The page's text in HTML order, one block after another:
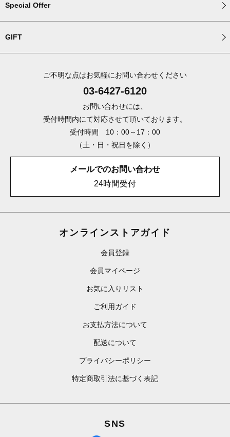
Special Offer
GIFT
ご不明な点はお気軽にお問い合わせください
03-6427-6120
お問い合わせには、
受付時間内にて対応させて頂いております。
受付時間 10：00～17：00
（土・日・祝日を除く）
メールでのお問い合わせ
24時間受付
オンラインストアガイド
会員登録
会員マイページ
お気に入りリスト
ご利用ガイド
お支払方法について
配送について
プライバシーポリシー
特定商取引法に基づく表記
SNS